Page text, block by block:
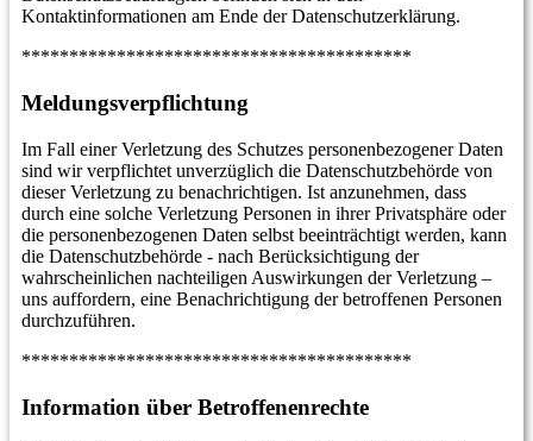
Kontaktinformationen am Ende der Datenschutzerklärung.
*****************************************
Meldungsverpflichtung
Im Fall einer Verletzung des Schutzes personenbezogener Daten
sind wir verpflichtet unverzüglich die Datenschutzbehörde von
dieser Verletzung zu benachrichtigen. Ist anzunehmen, dass
durch eine solche Verletzung Personen in ihrer Privatsphäre oder
die personenbezogenen Daten selbst beeinträchtigt werden, kann
die Datenschutzbehörde - nach Berücksichtigung der
wahrscheinlichen nachteiligen Auswirkungen der Verletzung –
uns auffordern, eine Benachrichtigung der betroffenen Personen
durchzuführen.
*****************************************
Information über Betroffenenrechte